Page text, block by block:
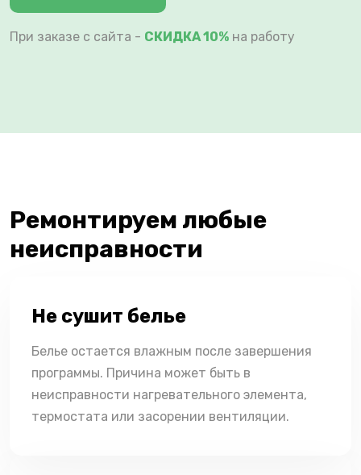
При заказе с сайта - СКИДКА 10% на работу
Ремонтируем любые
неисправности
Не сушит белье
Белье остается влажным после завершения
программы. Причина может быть в
неисправности нагревательного элемента,
термостата или засорении вентиляции.